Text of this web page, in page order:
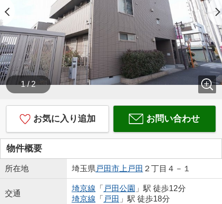
1 / 2
お気に入り追加 お問い合わせ
物件概要
所在地 埼玉県 戸田市上戸田 ２丁目４－１
交通
埼京線 「 戸田公園 」駅 徒歩12分
埼京線 「 戸田 」駅 徒歩18分